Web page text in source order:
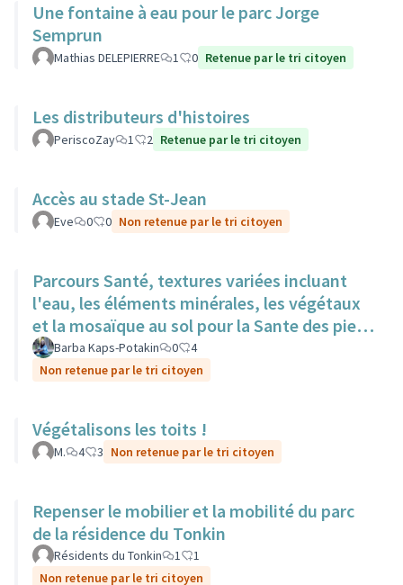
Une fontaine à eau pour le parc Jorge
Semprun
Mathias DELEPIERRE 1 0 Retenue par le tri citoyen
Les distributeurs d'histoires
PeriscoZay 1 2 Retenue par le tri citoyen
Accès au stade St-Jean
Eve 0 0 Non retenue par le tri citoyen
Parcours Santé, textures variées incluant
l'eau, les éléments minérales, les végétaux
et la mosaïque au sol pour la Sante des pieds
nus.Barba Kaps-Potakin 0
4
Non retenue par le tri citoyen
Végétalisons les toits !
M. 4 3 Non retenue par le tri citoyen
Repenser le mobilier et la mobilité du parc
de la résidence du Tonkin
Résidents du Tonkin 1
1
Non retenue par le tri citoyen